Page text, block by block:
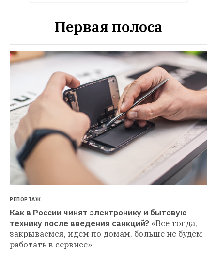
Первая полоса
РЕПОРТАЖ
Как в России чинят электронику и бытовую
технику после введения санкций? «Все тогда,
закрываемся, идем по домам, больше не будем
работать в сервисе»